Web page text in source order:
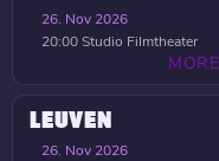
26. Nov 2026
20:00Studio Filmtheater
MORE
LEUVEN
26. Nov 2026